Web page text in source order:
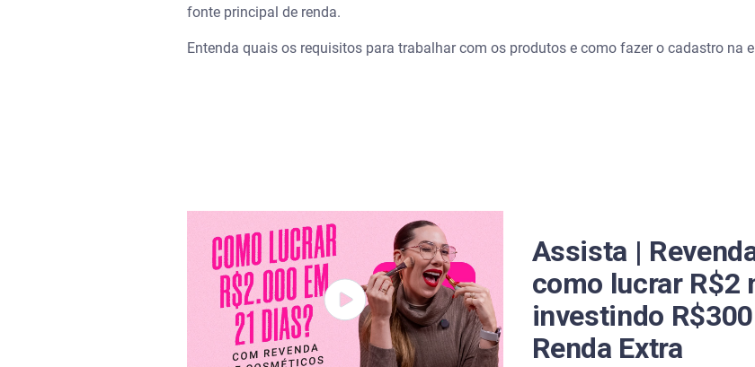
Conheça os cinco níveis de pontuação da Natura
Controle ganhos e gastos com o aplicativo da Serasa
Serasa Score
Serasa Limpa Nome
fonte principal de renda.
Entenda quais os requisitos para trabalhar com os produtos e como fazer o cadastro na
Assista |
como lucrar R$2
investindo
Renda Extra